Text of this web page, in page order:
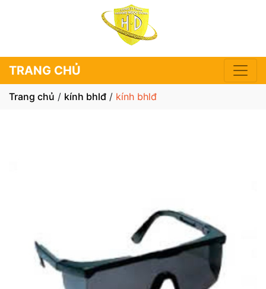
TRANG CHỦ
Trang chủ / kính bhlđ / kính bhlđ